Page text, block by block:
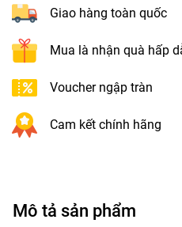
Giao hàng toàn quốc
Mua là nhận quà hấp
Voucher ngập tràn
Cam kết chính hãng
Mô tả sản phẩm